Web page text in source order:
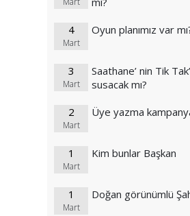
4
Mart
Oyun planımız var
3
Mart
Saathane’ nin Tik
susacak mı?
2
Mart
Üye yazma
1
Mart
Kim bunlar Başkan
1
Mart
Doğan görünümlü